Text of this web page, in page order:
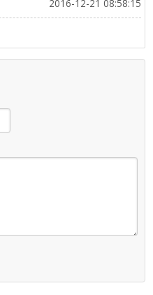
2016-12-21 08:58:15